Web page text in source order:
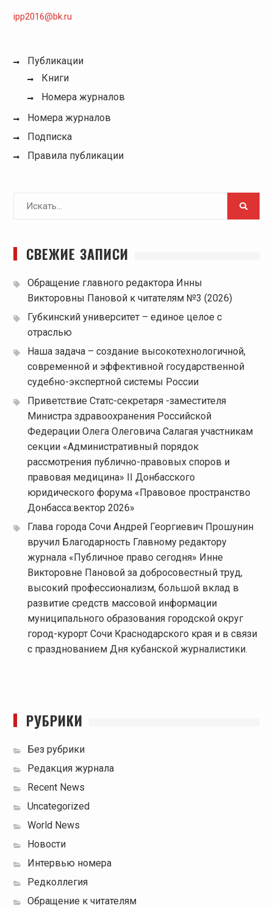
ipp2016@bk.ru
Публикации
Книги
Номера журналов
Номера журналов
Подписка
Правила публикации
Поиск
СВЕЖИЕ ЗАПИСИ
Обращение главного редактора Инны
Викторовны Пановой к читателям №3 (2026)
Губкинский университет – единое целое с
отраслью
Наша задача – создание высокотехнологичной,
современной и эффективной государственной
судебно-экспертной системы России
Приветствие Статс-секретаря -заместителя
Министра здравоохранения Российской
Федерации Олега Олеговича Салагая участникам
секции «Административный порядок
рассмотрения публично-правовых споров и
правовая медицина» II Донбасского
юридического форума «Правовое пространство
Донбасса:вектор 2026»
Глава города Сочи Андрей Георгиевич Прошунин
вручил Благодарность Главному редактору
журнала «Публичное право сегодня» Инне
Викторовне Пановой за добросовестный труд,
высокий профессионализм, большой вклад в
развитие средств массовой информации
муниципального образования городской округ
город-курорт Сочи Краснодарского края и в связи
с празднованием Дня кубанской журналистики.
РУБРИКИ
Без рубрики
Редакция журнала
Recent News
Uncategorized
World News
Новости
Интервью номера
Редколлегия
Обращение к читателям